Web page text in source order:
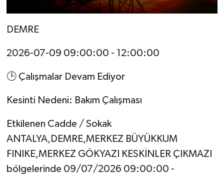
DEMRE
2026-07-09 09:00:00 - 12:00:00
🕒 Çalışmalar Devam Ediyor
Kesinti Nedeni: Bakım Çalışması
Etkilenen Cadde / Sokak
ANTALYA,DEMRE,MERKEZ BÜYÜKKUM
FINIKE,MERKEZ GÖKYAZI KESKİNLER ÇIKMAZI
bölgelerinde 09/07/2026 09:00:00 -